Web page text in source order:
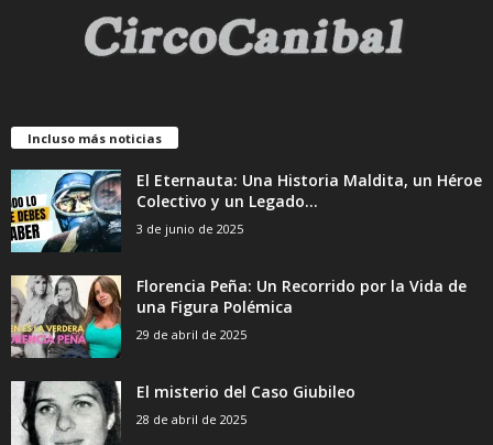
Incluso más noticias
El Eternauta: Una Historia Maldita, un Héroe
Colectivo y un Legado...
3 de junio de 2025
Florencia Peña: Un Recorrido por la Vida de
una Figura Polémica
29 de abril de 2025
El misterio del Caso Giubileo
28 de abril de 2025